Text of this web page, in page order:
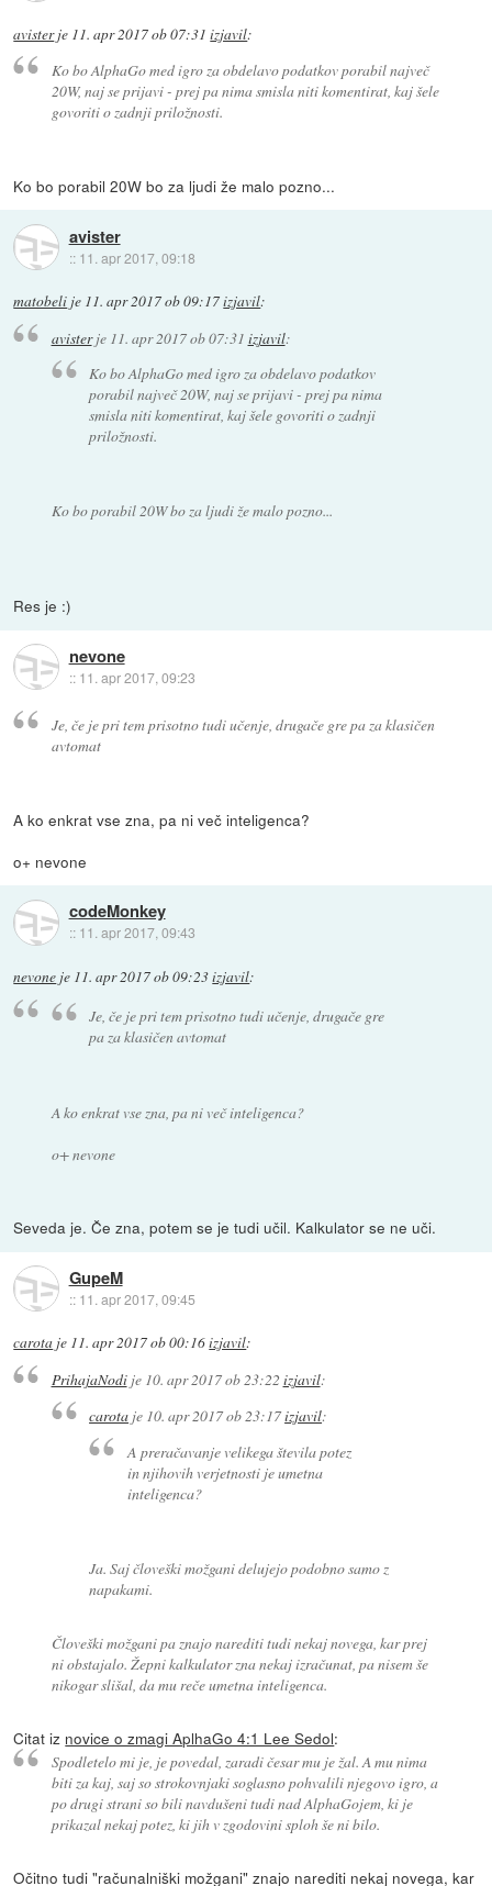
avisterje 11. apr 2017 ob 07:31 izjavil:
Ko bo AlphaGo med igro za obdelavo podatkov porabil največ
20W, naj se prijavi - prej pa nima smisla niti komentirat, kaj šele
govoriti o zadnji priložnosti.
Ko bo porabil 20W bo za ljudi že malo pozno...
avister
:: 11. apr 2017, 09:18
matobeli je 11. apr 2017 ob 09:17izjavil:
avisterje 11. apr 2017 ob 07:31 izjavil:
Ko bo AlphaGo med igro za obdelavo podatkov
porabil največ 20W, naj se prijavi - prej pa nima
smisla niti komentirat, kaj šele govoriti o zadnji
priložnosti.
Ko bo porabil 20W bo za ljudi že malo pozno...
Res je :)
nevone
:: 11. apr 2017, 09:23
Je, če je pri tem prisotno tudi učenje, drugače gre pa za klasičen
avtomat
A ko enkrat vse zna, pa ni več inteligenca?
o+ nevone
codeMonkey
:: 11. apr 2017, 09:43
nevone je 11. apr 2017 ob 09:23izjavil:
Je, če je pri tem prisotno tudi učenje, drugače gre
pa za klasičen avtomat
A ko enkrat vse zna, pa ni več inteligenca?
o+ nevone
Seveda je. Če zna, potem se je tudi učil. Kalkulator se ne uči.
GupeM
:: 11. apr 2017, 09:45
carota je 11. apr 2017 ob 00:16izjavil:
PrihajaNodije 10. apr 2017 ob 23:22 izjavil:
carota je 10. apr 2017 ob 23:17izjavil:
A preračavanje velikega števila potez
in njihovih verjetnosti jeumetna
inteligenca?
Ja. Saj človeški možgani delujejo podobno samo z
napakami.
Človeški možgani pa znajo narediti tudi nekaj novega, kar prej
ni obstajalo. Žepni kalkulator zna nekaj izračunat, pa nisem še
nikogar slišal, da mu reče umetna inteligenca.
Citat iz novice o zmagi AplhaGo 4:1 Lee Sedol:
Spodletelo mi je, je povedal, zaradi česar mu je žal. A mu nima
biti za kaj, saj so strokovnjaki soglasno pohvalili njegovo igro, a
po drugi strani so bili navdušeni tudi nad AlphaGojem, ki je
prikazal nekaj potez, ki jih v zgodovini sploh še ni bilo.
Očitno tudi "računalniški možgani" znajo narediti nekaj novega, kar